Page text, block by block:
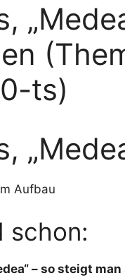
ts)
Aufbau
schon:
– so steigt